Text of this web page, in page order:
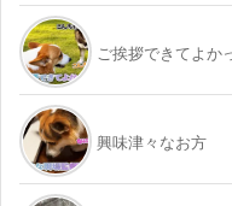
ご挨拶できてよか
興味津々なお方